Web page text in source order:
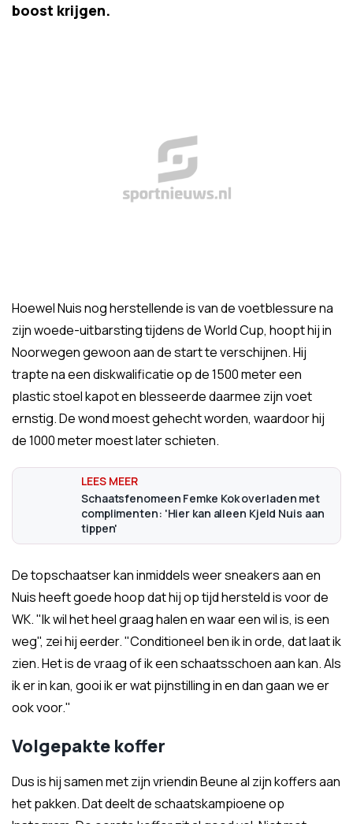
boost krijgen.
Hoewel Nuis nog herstellende is van de voetblessure na
zijn woede-uitbarsting tijdens de World Cup, hoopt hij in
Noorwegen gewoon aan de start te verschijnen. Hij
trapte na een diskwalificatie op de 1500 meter een
plastic stoel kapot en blesseerde daarmee zijn voet
ernstig. De wond moest gehecht worden, waardoor hij
de 1000 meter moest later schieten.
Schaatsfenomeen Femke Kok overladen met
complimenten: 'Hier kan alleen Kjeld Nuis aan
tippen'
De topschaatser kan inmiddels weer sneakers aan en
Nuis heeft goede hoop dat hij op tijd hersteld is voor de
WK. "Ik wil het heel graag halen en waar een wil is, is een
weg", zei hij eerder. "Conditioneel ben ik in orde, dat laat ik
zien. Het is de vraag of ik een schaatsschoen aan kan. Als
ik er in kan, gooi ik er wat pijnstilling in en dan gaan we er
ook voor."
Volgepakte koffer
Dus is hij samen met zijn vriendin Beune al zijn koffers aan
het pakken. Dat deelt de schaatskampioene op